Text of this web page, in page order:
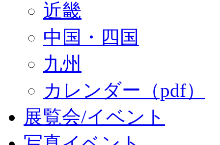
近畿
中国・四国
九州
カレンダー（pdf）
展覧会/イベント